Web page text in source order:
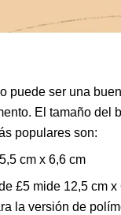
puede ser una
El tamaño del
populares son:
cm x 6,6 cm
£5 mide 12,5 cm
la versión de